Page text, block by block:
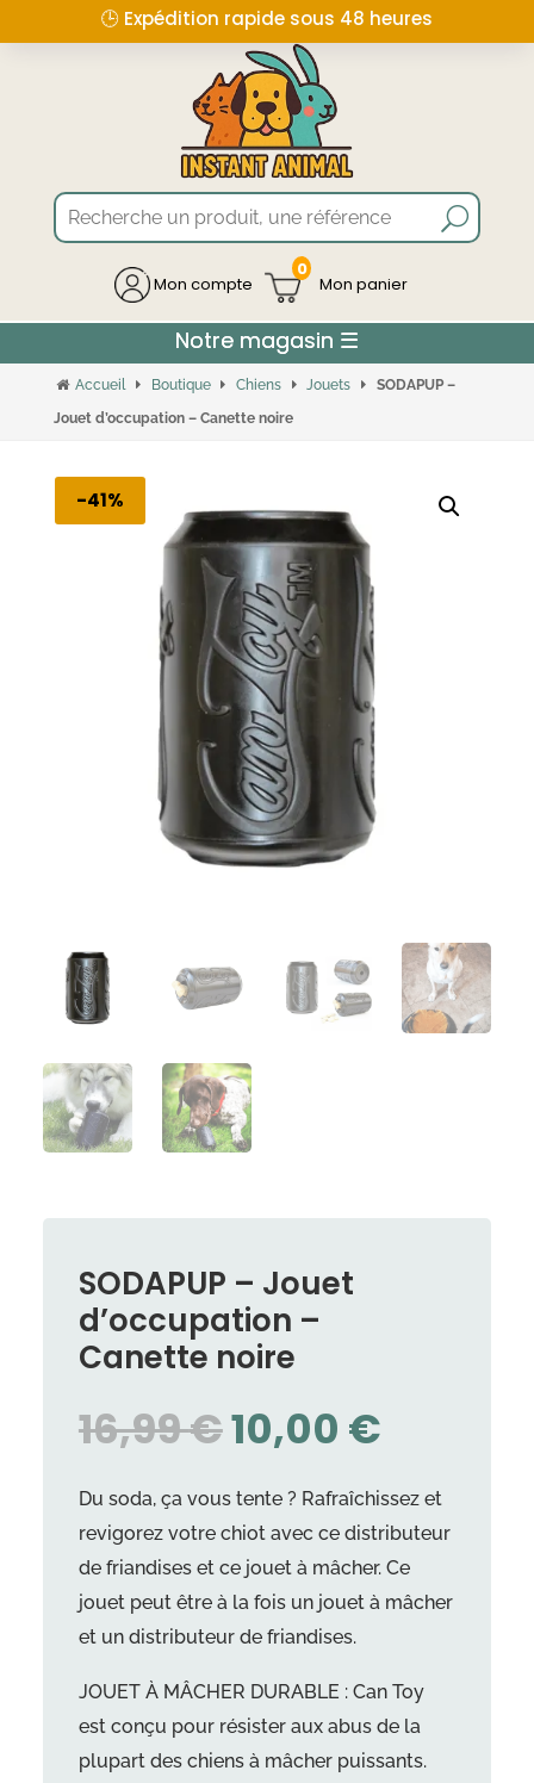
🕒 Expédition rapide sous 48 heures
Mon compte
0
Accueil Boutique Chiens Jouets
SODAPUP –
Jouet d’occupation – Canette noire
-41%
SODAPUP – Jouet
d’occupation –
Canette noire
16,99€LE
PRIX
INITIAL
ÉTAIT :
16,99 €.
10,00 €LE
ACTUEL
EST :
10,00
Du soda, ça vous tente ? Rafraîchissez et
revigorez votre chiot avec ce distributeur
de friandises et ce jouet à mâcher. Ce
jouet peut être à la fois un jouet à mâcher
et un distributeur de friandises.
JOUET À MÂCHER DURABLE : Can Toy
est conçu pour résister aux abus de la
plupart des chiens à mâcher puissants.